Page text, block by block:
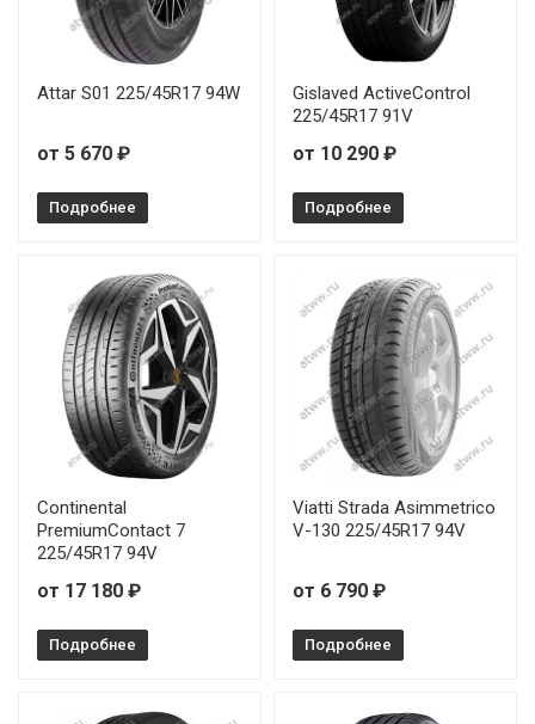
Attar S01 225/45R17 94W
от 5 670 ₽
Подробнее
Gislaved ActiveControl
225/45R17 91V
от 10 290 ₽
Подробнее
Continental
PremiumContact 7
225/45R17 94V
от 17 180 ₽
Подробнее
Viatti Strada Asimmetrico
V-130 225/45R17 94V
от 6 790 ₽
Подробнее